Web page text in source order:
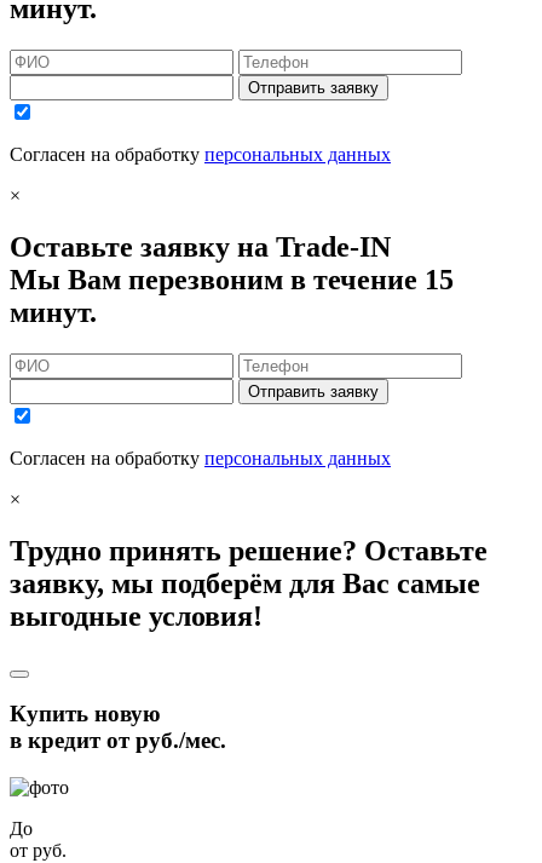
минут.
Отправить заявку
Согласен на обработку персональных данных
×
Оставьте заявку на Trade-IN
Мы Вам перезвоним в течение 15
минут.
Отправить заявку
Согласен на обработку персональных данных
×
Трудно принять решение? Оставьте
заявку, мы подберём для Вас самые
выгодные условия!
Купить новую
в кредит отруб./мес.
До
от руб.